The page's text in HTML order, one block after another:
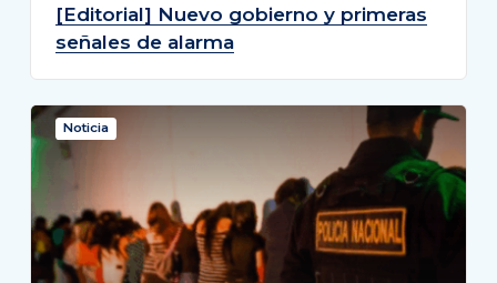
[Editorial] Nuevo gobierno y primeras
señales de alarma
Noticia